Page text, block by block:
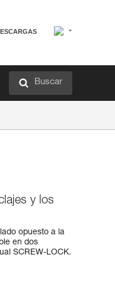
Buscar
y los
opuesto a la
en dos
SCREW-LOCK.